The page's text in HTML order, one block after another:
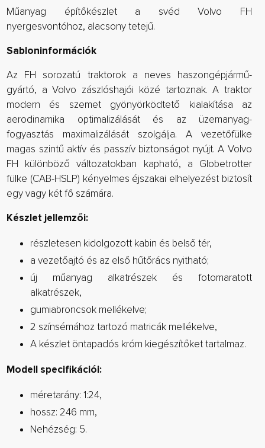
Műanyag építőkészlet a svéd Volvo FH
nyergesvontóhoz, alacsony tetejű.
Sabloninformációk
Az FH sorozatú traktorok a neves haszongépjármű-
gyártó, a Volvo zászlóshajói közé tartoznak. A traktor
modern és szemet gyönyörködtető kialakítása az
aerodinamika optimalizálását és az üzemanyag-
fogyasztás maximalizálását szolgálja. A vezetőfülke
magas szintű aktív és passzív biztonságot nyújt. A Volvo
FH különböző változatokban kapható, a Globetrotter
fülke (CAB-HSLP) kényelmes éjszakai elhelyezést biztosít
egy vagy két fő számára.
Készlet jellemzői:
részletesen kidolgozott kabin és belső tér,
a vezetőajtó és az első hűtőrács nyitható;
új műanyag alkatrészek és fotomaratott
alkatrészek,
gumiabroncsok mellékelve;
2 színsémához tartozó matricák mellékelve,
A készlet öntapadós króm kiegészítőket tartalmaz.
Modell specifikációi:
méretarány: 1:24,
hossz: 246 mm,
Nehézség: 5.